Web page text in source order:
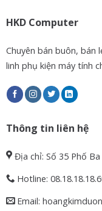
HKD Computer
Chuyên bán buôn, bán
linh phụ kiện máy tính
Thông tin liên hệ
Địa chỉ: Số 35 Phố
Hotline:
Email: